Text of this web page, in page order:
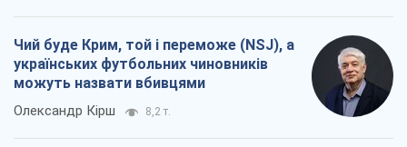
Чий буде Крим, той і переможе (NSJ), а
українських футбольних чиновників
можуть назвати вбивцями
Олександр Кірш 8,2 т.